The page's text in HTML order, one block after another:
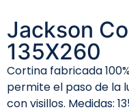
Jackson
135X260
Cortina fabricada
permite el paso de la
con visillos. Medidas: